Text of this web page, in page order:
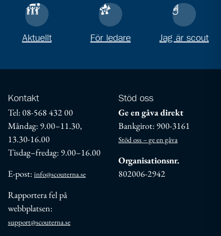
Aktuellt För ledare Jag är scout
Kontakt
Tel: 08-568 432 00
Måndag: 9.00–11.30,
13.30-16.00
Tisdag–fredag: 9.00–16.00
E-post: info@scouterna.se
Rapportera fel på
webbplatsen:
support@scouterna.se
Stöd oss
Ge en gåva direkt
Bankgirot: 900-3161
Stöd oss – ge en gåva
Organisationsnr.
802006-2942